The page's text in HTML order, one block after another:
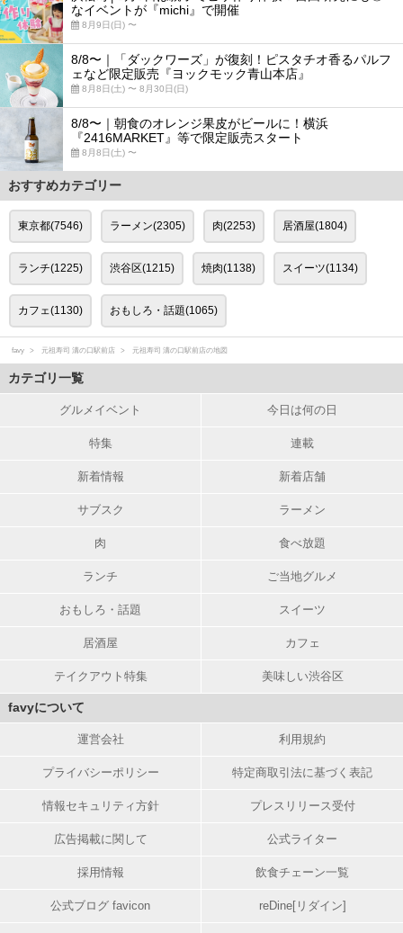
なイベントが『michi』で開催
8月9日(日) 〜
8/8〜｜「ダックワーズ」が復刻！ピスタチオ香るパルフ
ェなど限定販売『ヨックモック青山本店』
8月8日(土) 〜 8月30日(日)
8/8〜｜朝食のオレンジ果皮がビールに！横浜
『2416MARKET』等で限定販売スタート
8月8日(土) 〜
おすすめカテゴリー
東京都(7546) ラーメン(2305) 肉(2253) 居酒屋(1804)
ランチ(1225) 渋谷区(1215) 焼肉(1138) スイーツ(1134)
カフェ(1130) おもしろ・話題(1065)
favy 元祖寿司 溝の口駅前店 元祖寿司 溝の口駅前店の地図
カテゴリ一覧
グルメイベント 今日は何の日
特集 連載
新着情報 新着店舗
サブスク ラーメン
肉 食べ放題
ランチ ご当地グルメ
おもしろ・話題 スイーツ
居酒屋 カフェ
テイクアウト特集 美味しい渋谷区
favyについて
運営会社 利用規約
プライバシーポリシー 特定商取引法に基づく表記
情報セキュリティ方針 プレスリリース受付
広告掲載に関して 公式ライター
採用情報 飲食チェーン一覧
公式ブログ favicon reDine[リダイン]